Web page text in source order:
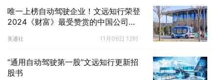
唯一上榜自动驾驶企业！文远知行荣登
2024《财富》最受赞赏的中国公司榜
美通社 11月06日 12时
“通用自动驾驶第一股”文远知行更新招
股书